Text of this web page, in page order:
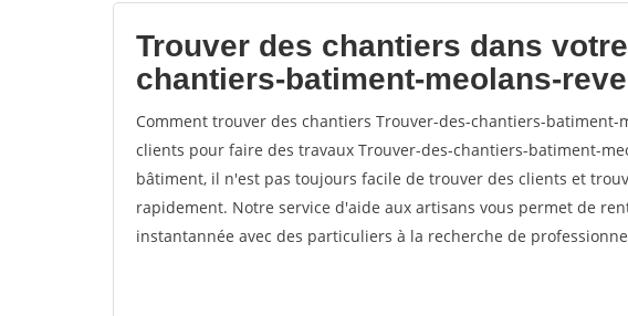
Trouver des chantiers dans
chantiers-batiment-meolans-
Comment trouver des chantiers Trouver-des-chantiers-batiment-
clients pour faire des travaux Trouver-des-chantiers-batiment-
bâtiment, il n'est pas toujours facile de trouver des clients et
rapidement. Notre service d'aide aux artisans vous permet de
instantannée avec des particuliers à la recherche de